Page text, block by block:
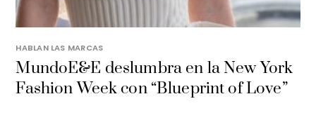
HABLAN LAS MARCAS
MundoE&E deslumbra en la New York
Fashion Week con “Blueprint of Love”